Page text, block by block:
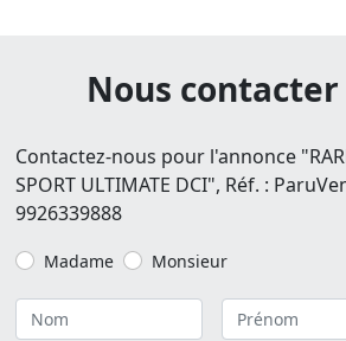
Nous contacter
Contactez-nous pour l'annonce
SPORT ULTIMATE DCI", Réf. :
9926339888
Madame Monsieur